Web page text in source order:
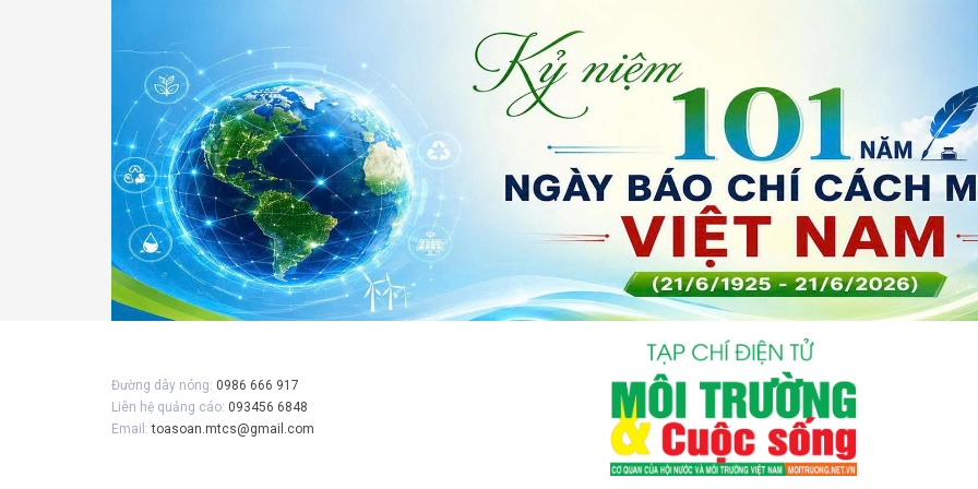
Đường dây nóng: 0986 666 917
Liên hệ quảng cáo: 093456 6848
Email:toasoan.mtcs@gmail.com
Gửi bình luận